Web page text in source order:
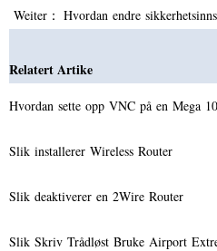
Weiter： Hvordan endre
Relatert Artike
Hvordan sette opp VNC på en Mega
Slik installerer Wireless Router
Slik deaktiverer en 2Wire Router
Slik Skriv Trådløst Bruke Airport